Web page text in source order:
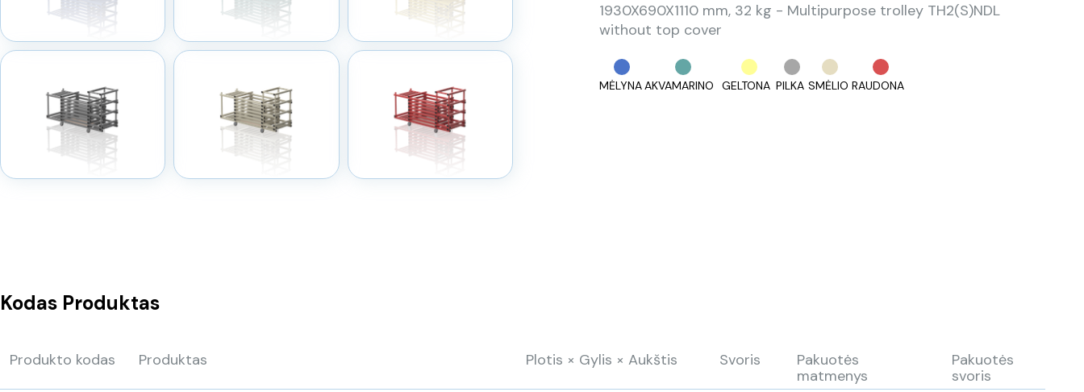
1930X690X1110 mm, 32 kg - Multipurpose trolley TH2(S)NDL
without top cover
MĖLYNAAKVAMARINO GELTONA PILKA SMĖLIO RAUDONA
Kodas Produktas
Produkto kodas Produktas Plotis × Gylis × Aukštis Svoris
Pakuotės
matmenys
Pakuotės
svoris